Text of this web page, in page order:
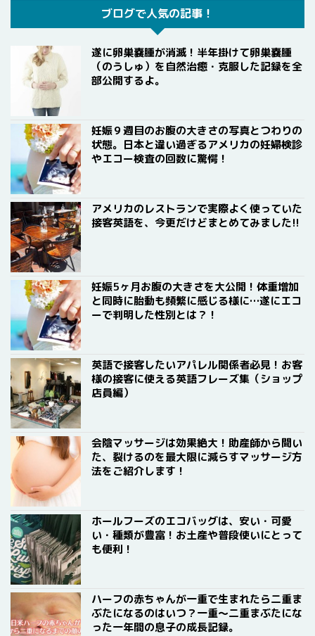
ブログで人気の記事！
遂に卵巣嚢腫が消滅！半年掛けて卵巣嚢腫
（のうしゅ）を自然治癒・克服した記録を全
部公開するよ。
妊娠９週目のお腹の大きさの写真とつわりの
状態。日本と違い過ぎるアメリカの妊婦検診
やエコー検査の回数に驚愕！
アメリカのレストランで実際よく使っていた
接客英語を、今更だけどまとめてみました!!
妊娠5ヶ月お腹の大きさを大公開！体重増加
と同時に胎動も頻繁に感じる様に…遂にエコ
ーで判明した性別とは？！
英語で接客したいアパレル関係者必見！お客
様の接客に使える英語フレーズ集（ショップ
店員編）
会陰マッサージは効果絶大！助産師から聞い
た、裂けるのを最大限に減らすマッサージ方
法をご紹介します！
ホールフーズのエコバッグは、安い・可愛
い・種類が豊富！お土産や普段使いにとって
も便利！
ハーフの赤ちゃんが一重で生まれたら二重ま
ぶたになるのはいつ？一重〜二重まぶたにな
った一年間の息子の成長記録。